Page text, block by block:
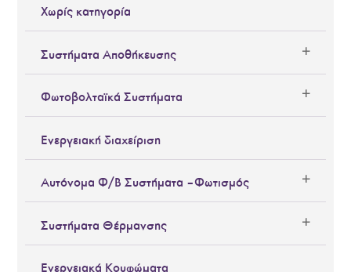
Χωρίς κατηγορία
Συστήματα Αποθήκευσης
Φωτοβολταϊκά Συστήματα
Ενεργειακή διαχείριση
Αυτόνομα Φ/Β Συστήματα – Φωτισμός
Συστήματα Θέρμανσης
Ενεργειακά Κουφώματα